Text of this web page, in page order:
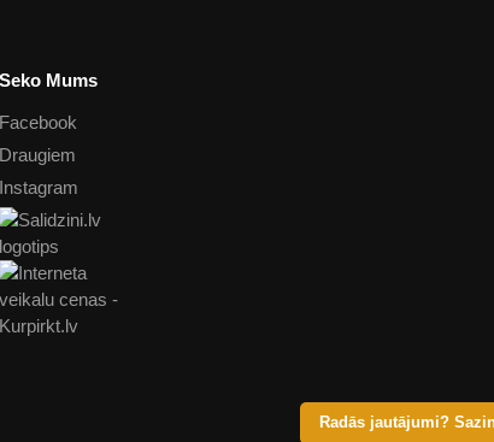
Radās jautājumi?
Seko Mums
Facebook
Draugiem
Instagram
©